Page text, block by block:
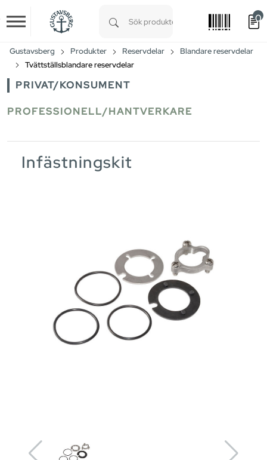
Skip to main content
0
Gustavsberg Produkter Reservdelar
Blandare reservdelar
Tvättställsblandare reservdelar
PRIVAT/KONSUMENT
PROFESSIONELL/HANTVERKARE
Infästningskit